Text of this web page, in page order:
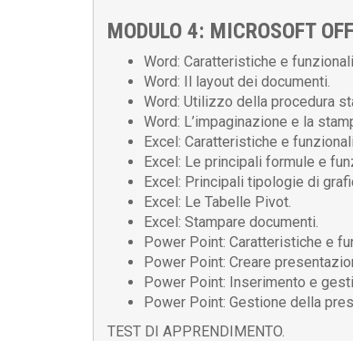
MODULO 4: MICROSOFT
Word: Caratteristiche e
Word: Il layout dei documenti.
Word: Utilizzo della procedura
Word: L’impaginazione e la
Excel: Caratteristiche e
Excel: Le principali formule e
Excel: Principali tipologie di
Excel: Le Tabelle Pivot.
Excel: Stampare documenti.
Power Point: Caratteristiche e
Power Point: Creare
Power Point: Inserimento e
Power Point: Gestione della
TEST DI APPRENDIMENTO.